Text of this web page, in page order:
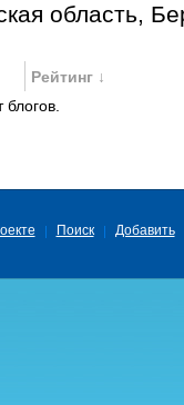
область,
Рейтинг ↓
Поиск Добавить